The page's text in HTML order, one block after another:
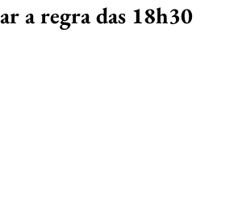
a regra das 18h30